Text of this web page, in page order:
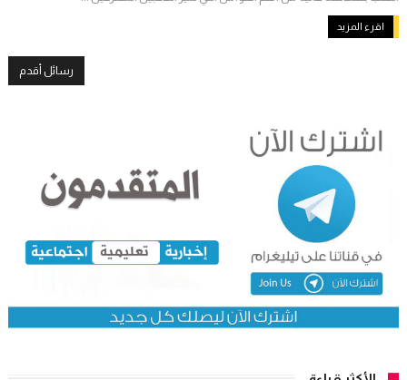
اقرء المزيد
رسائل أقدم